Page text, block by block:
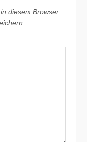
diesem Browser